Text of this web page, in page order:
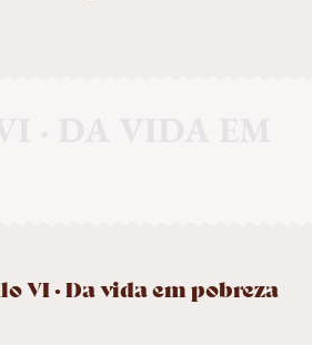
VI · Da vida em pobreza